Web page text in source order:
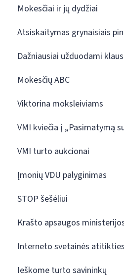
Mokesčiai ir jų dydžiai
Atsiskaitymas grynaisiais
Dažniausiai užduodami
Mokesčių ABC
Viktorina moksleiviams
VMI kviečia į „Pasimatymą
VMI turto aukcionai
Įmonių VDU palyginimas
STOP šešėliui
Krašto apsaugos
Interneto svetainės
Ieškome turto savininkų